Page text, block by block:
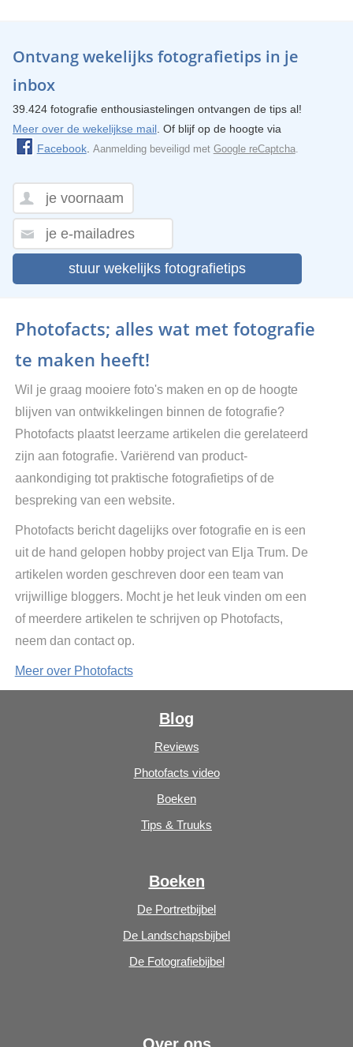
Ontvang wekelijks fotografietips in je
inbox
39.424 fotografie enthousiastelingen ontvangen de tips al!
Meer over de wekelijkse mail. Of blijf op de hoogte via
Facebook. Aanmelding beveiligd met Google reCaptcha.
stuur wekelijks fotografietips
Photofacts; alles wat met fotografie
te maken heeft!
Wil je graag mooiere foto's maken en op de hoogte
blijven van ontwikkelingen binnen de fotografie?
Photofacts plaatst leerzame artikelen die gerelateerd
zijn aan fotografie. Variërend van product-
aankondiging tot praktische fotografietips of de
bespreking van een website.
Photofacts bericht dagelijks over fotografie en is een
uit de hand gelopen hobby project van Elja Trum. De
artikelen worden geschreven door een team van
vrijwillige bloggers. Mocht je het leuk vinden om een
of meerdere artikelen te schrijven op Photofacts,
neem dan contact op.
Meer over Photofacts
Blog
Reviews
Photofacts video
Boeken
Tips & Truuks
Boeken
De Portretbijbel
De Landschapsbijbel
De Fotografiebijbel
Over ons